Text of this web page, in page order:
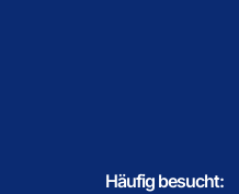
Häufig besucht: